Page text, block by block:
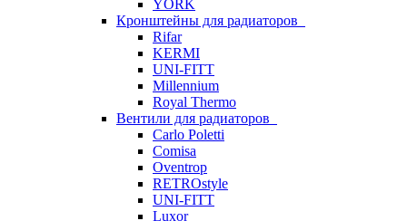
YORK
Кронштейны для радиаторов
Rifar
KERMI
UNI-FITT
Millennium
Royal Thermo
Вентили для радиаторов
Carlo Poletti
Comisa
Oventrop
RETROstyle
UNI-FITT
Luxor